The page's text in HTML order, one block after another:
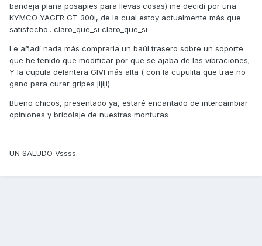
bandeja plana posapies para llevas cosas) me decidí por una
KYMCO YAGER GT 300i, de la cual estoy actualmente más que
satisfecho.. claro_que_si claro_que_si
Le añadí nada más comprarla un baúl trasero sobre un soporte
que he tenido que modificar por que se ajaba de las vibraciones;
Y la cupula delantera GIVI más alta ( con la cupulita que trae no
gano para curar gripes jijiji)
Bueno chicos, presentado ya, estaré encantado de intercambiar
opiniones y bricolaje de nuestras monturas
UN SALUDO Vssss